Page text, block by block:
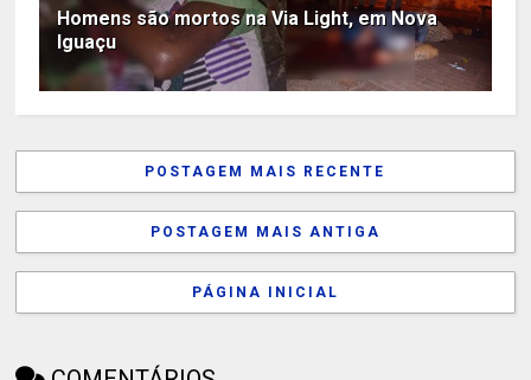
Homens são mortos na Via Light, em Nova
Iguaçu
POSTAGEM MAIS RECENTE
POSTAGEM MAIS ANTIGA
PÁGINA INICIAL